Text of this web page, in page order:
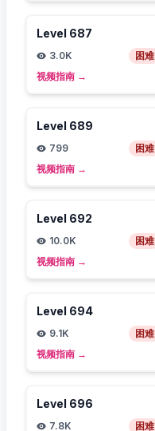
Level 687
3.0K
困难
视频指南 →
Level 689
799
困难
视频指南 →
Level 692
10.0K
困难
视频指南 →
Level 694
9.1K
困难
视频指南 →
Level 696
7.8K
困难